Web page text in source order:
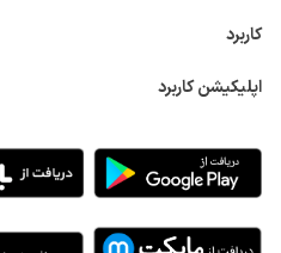
کاربرد
اپلیکیشن کاربرد